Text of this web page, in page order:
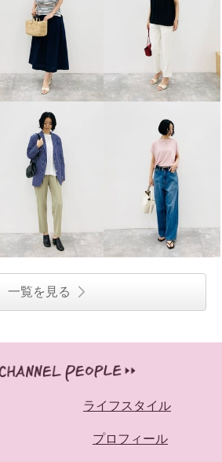
一覧を見る
ライフスタイル
プロフィール